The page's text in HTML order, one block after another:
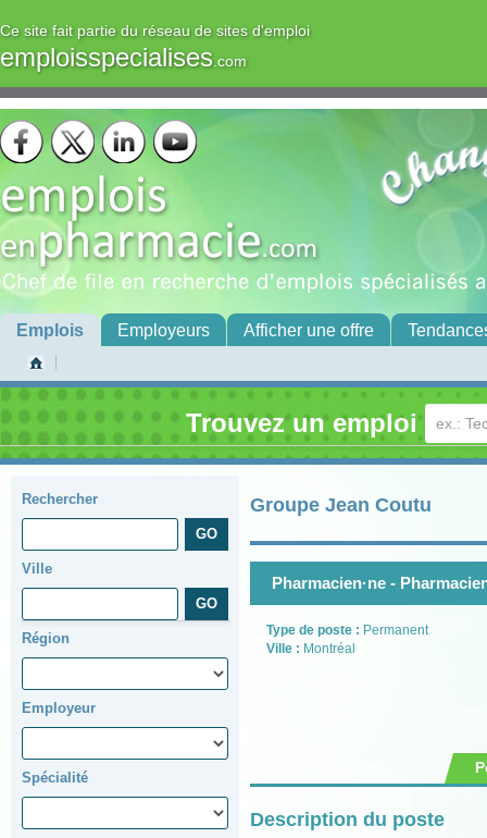
Ce site fait partie du réseau de sites d'emploi
emploisspecialises.com
Emplois Employeurs Afficher une offre
Trouvez un emploi
Rechercher
Ville
Région
Employeur
Spécialité
Groupe Jean Coutu
Pharmacien·ne -
Type de poste : Permanent
Ville : Montréal
Description du poste